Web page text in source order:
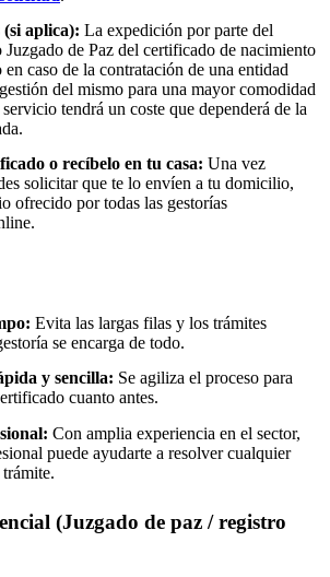
(si aplica): La expedición por parte del
de Paz del certificado de nacimiento
en caso de la contratación de una entidad
del mismo para una mayor comodidad
tendrá un coste que dependerá de la
o recíbelo en tu casa: Una vez
solicitar que te lo envíen a tu domicilio,
ofrecido por todas las gestorías
Evita las largas filas y los trámites
se encarga de todo.
y sencilla: Se agiliza el proceso para
cuanto antes.
Con amplia experiencia en el sector,
puede ayudarte a resolver cualquier
(Juzgado de paz / registro